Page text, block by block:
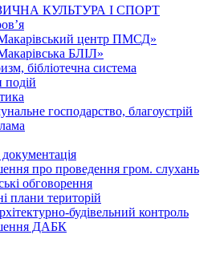
КУЛЬТУРА І СПОРТ
центр ПМСД»
БЛІЛ»
бібліотечна система
господарство, благоустрій
про проведення гром. слухань
обговорення
плани територій
будівельний контроль
ДАБК